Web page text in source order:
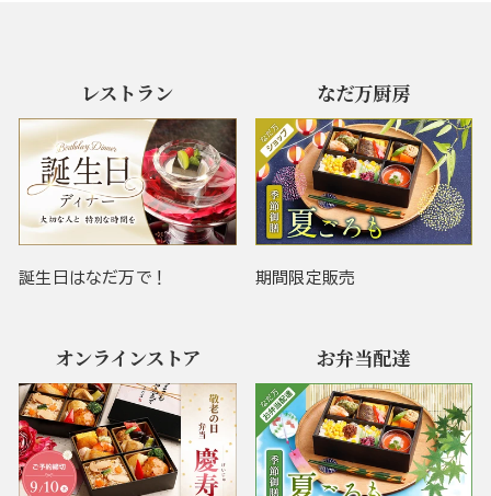
レストラン
誕生日はなだ万で！
なだ万厨房
期間限定販売
オンラインストア お弁当配達